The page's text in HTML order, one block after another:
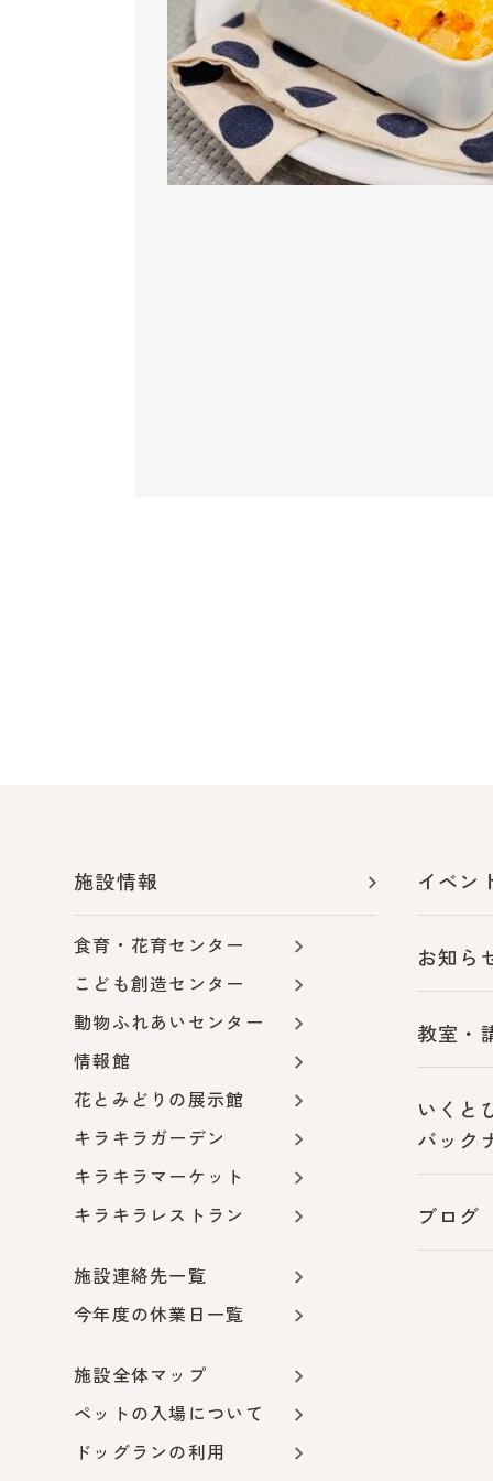
施設情報
食育・花育センター
こども創造センター
動物ふれあいセンター
情報館
花とみどりの展示館
キラキラガーデン
キラキラマーケット
キラキラレストラン
施設連絡先一覧
今年度の休業日一覧
施設全体マップ
ペットの入場について
ドッグランの利用
イベン
お知ら
教室・
いくと
バック
ブログ